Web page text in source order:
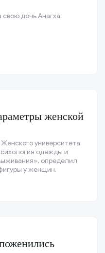
дочь Анагха.
женской
университета
одежды и
определил
у женщин.